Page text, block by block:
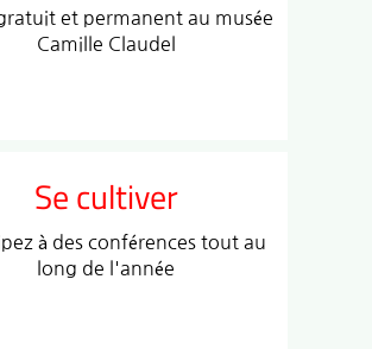
et permanent au musée
Camille Claudel
Se cultiver
à des conférences tout au
long de l'année